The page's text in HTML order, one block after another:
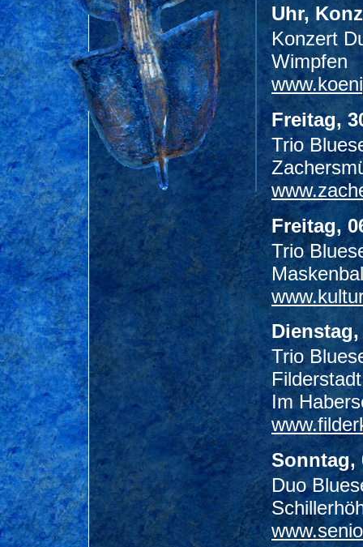
Uhr,
Konzert
Wimpfen
Freitag,
Trio
Freitag,
Trio
Dienstag,
Trio
Filderstadt
Im
Sonntag,
Duo